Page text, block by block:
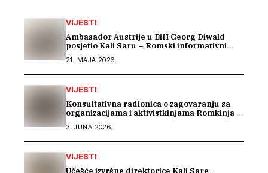
VIJESTI
Ambasador Austrije u BiH Georg Diwald
posjetio Kali Saru – Romski informativni
21. MAJA 2026.
VIJESTI
Konsultativna radionica o zagovaranju sa
organizacijama i aktivistkinjama Romkinja i
3. JUNA 2026.
VIJESTI